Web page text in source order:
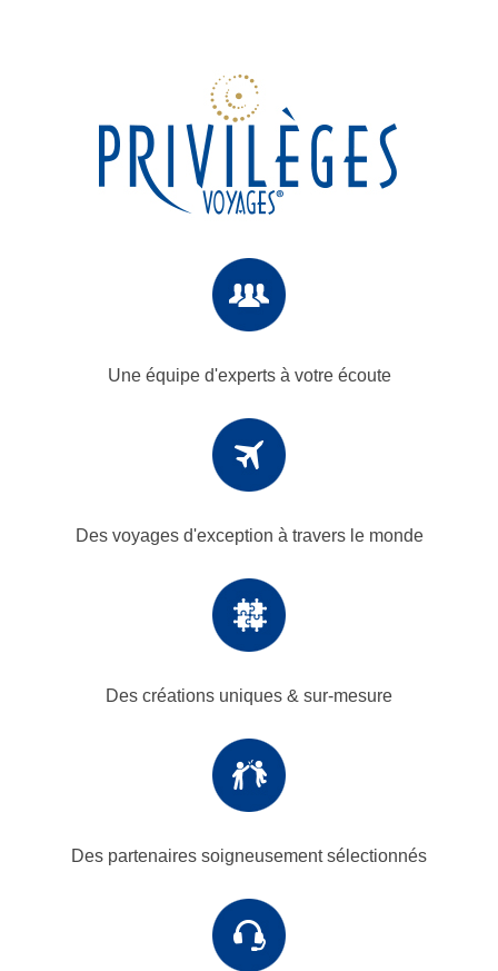
Une équipe d'experts à votre écoute
Des voyages d'exception à travers le monde
Des créations uniques & sur-mesure
Des partenaires soigneusement sélectionnés